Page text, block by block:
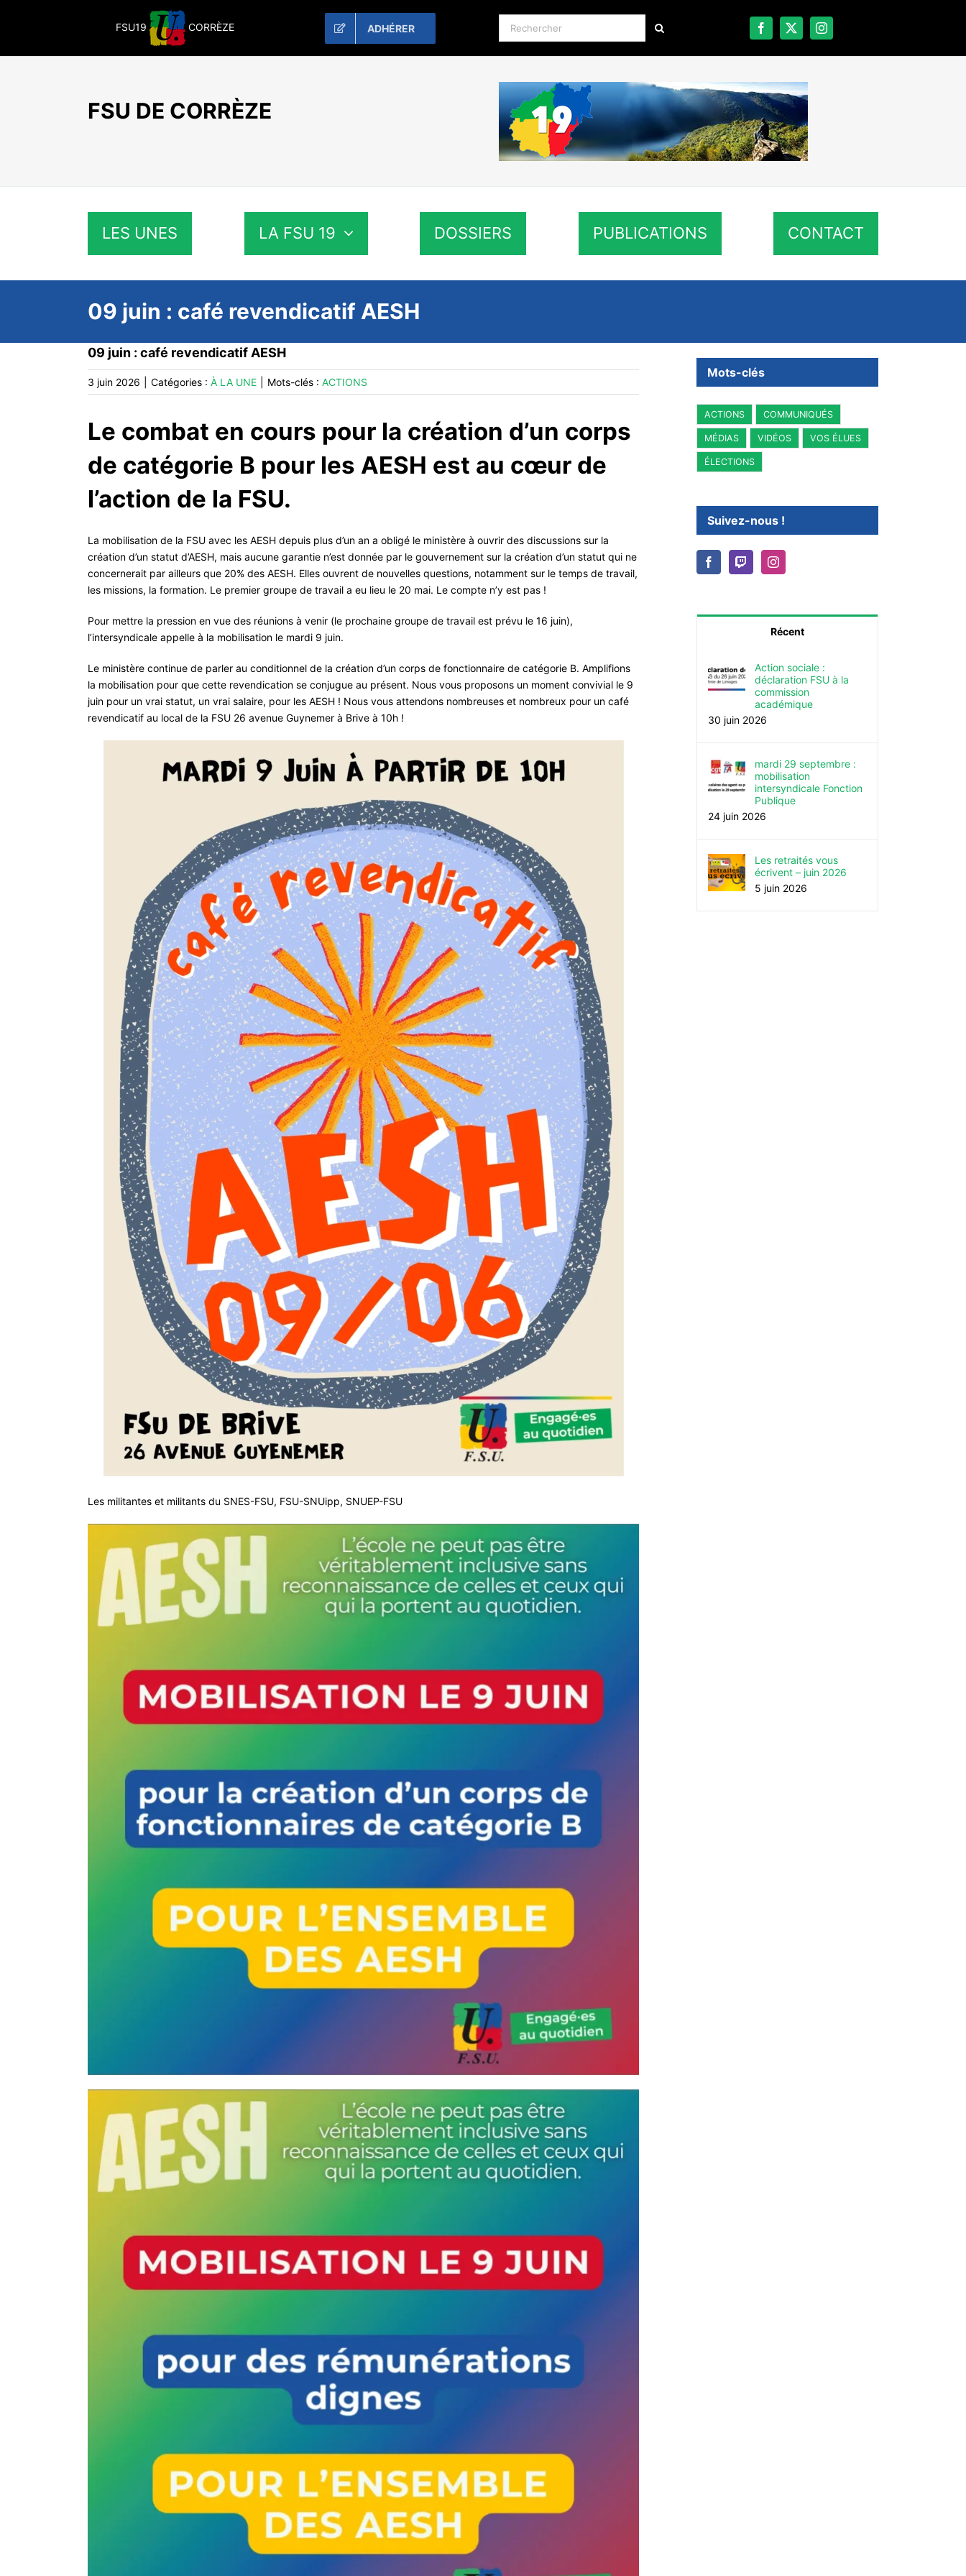
FSU19 CORRÈZE ADHÉRER Rechercher:
FSU DE CORRÈZE
LES UNES LA FSU 19 DOSSIERS PUBLICATIONS CONTACT
09 juin : café revendicatif AESH
09 juin : café revendicatif AESH
3 juin 2026 Catégories : À LA UNE Mots-clés : ACTIONS
Le combat en cours pour la création d’un corps
de catégorie B pour les AESH est au cœur de
l’action de la FSU.
La mobilisation de la FSU avec les AESH depuis plus d’un an a obligé le ministère à ouvrir des discussions sur la
création d’un statut d’AESH, mais aucune garantie n’est donnée par le gouvernement sur la création d’un statut qui ne
concernerait par ailleurs que 20% des AESH. Elles ouvrent de nouvelles questions, notamment sur le temps de travail,
les missions, la formation. Le premier groupe de travail a eu lieu le 20 mai. Le compte n’y est pas !
Pour mettre la pression en vue des réunions à venir (le prochaine groupe de travail est prévu le 16 juin),
l’intersyndicale appelle à la mobilisation le mardi 9 juin.
Le ministère continue de parler au conditionnel de la création d’un corps de fonctionnaire de catégorie B. Amplifions
la mobilisation pour que cette revendication se conjugue au présent. Nous vous proposons un moment convivial le 9
juin pour un vrai statut, un vrai salaire, pour les AESH ! Nous vous attendons nombreuses et nombreux pour un café
revendicatif au local de la FSU 26 avenue Guynemer à Brive à 10h !
Les militantes et militants du SNES-FSU, FSU-SNUipp, SNUEP-FSU
Mots-clés
ACTIONS COMMUNIQUÉS
MÉDIAS VIDÉOS VOS ÉLUES
ÉLECTIONS
Suivez-nous !
Récent
Action sociale :
déclaration FSU à la
commission
académique
30 juin 2026
mardi 29 septembre :
mobilisation
intersyndicale Fonction
Publique
24 juin 2026
Les retraités vous
écrivent – juin 2026
5 juin 2026